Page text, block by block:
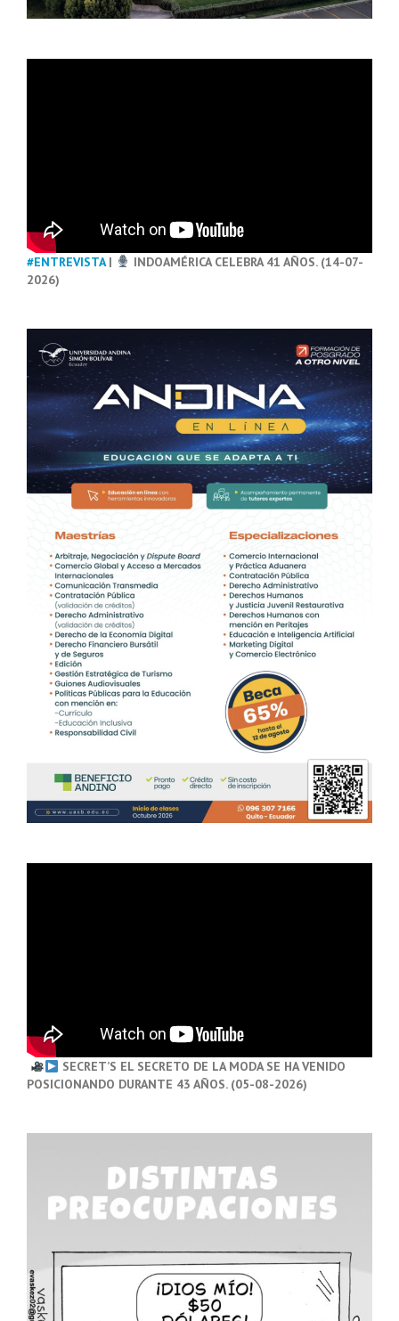
#ENTREVISTA|
INDOAMÉRICA CELEBRA 41 AÑOS. (14-07-
2026)
SECRET’S EL SECRETO DE LA MODA SE HA VENIDO
POSICIONANDO DURANTE 43 AÑOS. (05-08-2026)